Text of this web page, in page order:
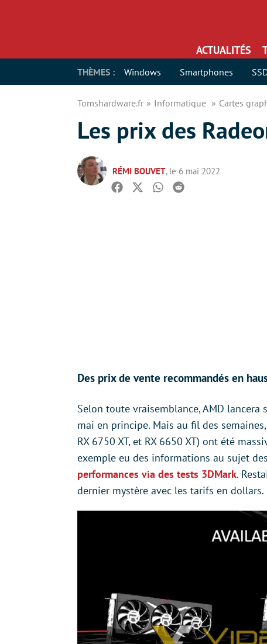
ACTUALITÉS
THÈMES : Windows Smartphones
Tomshardware.fr Informatique Cartes
Les prix des
RÉMI BOUVET, le 6 mai 2022
Facebook
TwitterWhatsapp
Reddit
Des prix de vente recommandés en
Selon toute vraisemblance, AMD lancera
mai en principe. Mais au fil des
RX 6750 XT, et RX 6650 XT) ont été
exemple eu des informations au sujet des
performances via des tests 3DMark.
dernier mystère avec les tarifs en dollars.